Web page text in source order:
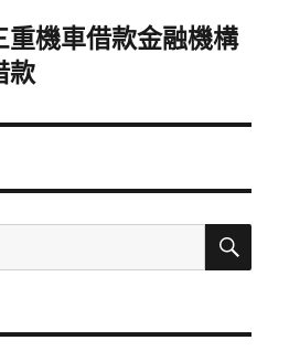
重機車借款金融機構
款
搜